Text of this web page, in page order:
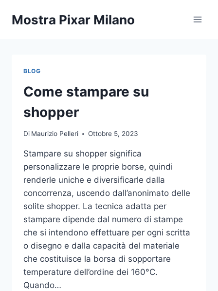
Mostra Pixar Milano
BLOG
Come stampare su
shopper
Di Maurizio Pelleri Ottobre 5, 2023
Stampare su shopper significa
personalizzare le proprie borse, quindi
renderle uniche e diversificarle dalla
concorrenza, uscendo dall’anonimato delle
solite shopper. La tecnica adatta per
stampare dipende dal numero di stampe
che si intendono effettuare per ogni scritta
o disegno e dalla capacità del materiale
che costituisce la borsa di sopportare
temperature dell’ordine dei 160°C.
Quando…